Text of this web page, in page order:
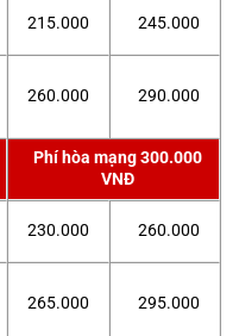
215.000 245.000
260.000 290.000
Phí hòa mạng 300.000
VNĐ
230.000 260.000
265.000 295.000